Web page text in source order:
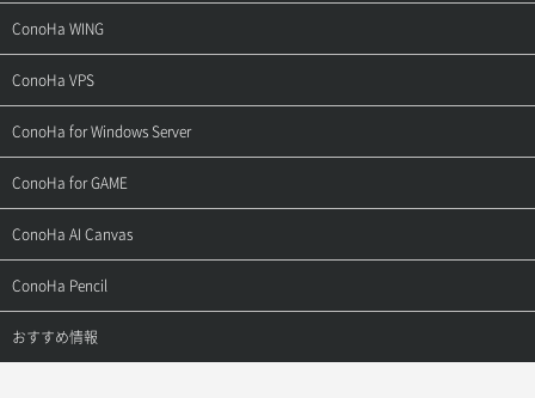
サポートトップ
ご契約・お支払い
用語集
お問い合わせ
ConoHa WING
サポートトップ
ご利用ガイド
お乗り換えガイド
よくある質問
ConoHa VPS
サポートトップ
ご利用ガイド
APIドキュメントVPS2.0
APIドキュメントVPS3.0
ConoHa for Windows Server
サポートトップ
ご利用ガイド
APIドキュメントVPS2.0
APIドキュメントVPS3.0
ConoHa for GAME
サポートトップ
ご利用ガイド
ConoHa AI Canvas
サポートトップ
ご利用ガイド
ConoHa Pencil
サポートトップ
おすすめ情報